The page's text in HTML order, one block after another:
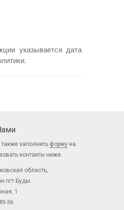
указывается дата
заполнить форму на
контакты ниже.
область,
пгт Буды.
1
36